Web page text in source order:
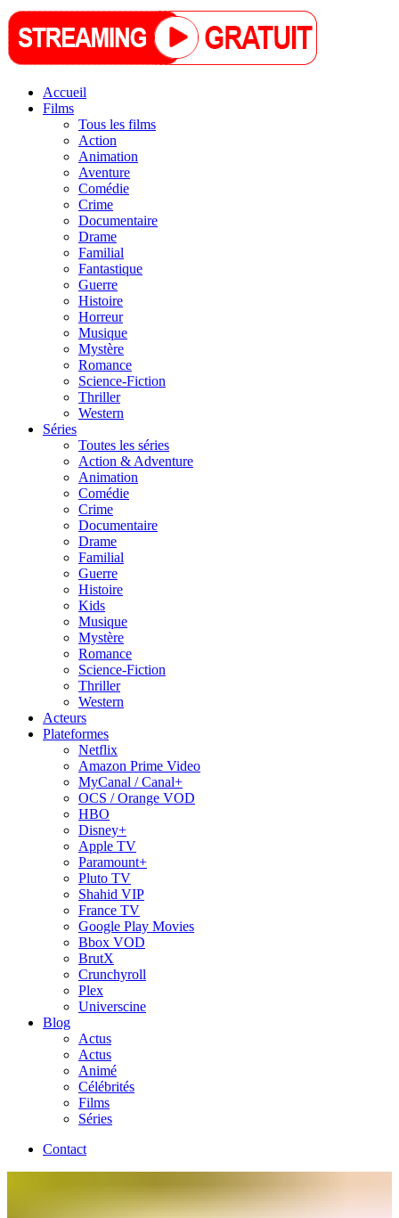
Accueil
Films
Tous les films
Action
Animation
Aventure
Comédie
Crime
Documentaire
Drame
Familial
Fantastique
Guerre
Histoire
Horreur
Musique
Mystère
Romance
Science-Fiction
Thriller
Western
Séries
Toutes les séries
Action & Adventure
Animation
Comédie
Crime
Documentaire
Drame
Familial
Guerre
Histoire
Kids
Musique
Mystère
Romance
Science-Fiction
Thriller
Western
Acteurs
Plateformes
Netflix
Amazon Prime Video
MyCanal / Canal+
OCS / Orange VOD
HBO
Disney+
Apple TV
Paramount+
Pluto TV
Shahid VIP
France TV
Google Play Movies
Bbox VOD
BrutX
Crunchyroll
Plex
Universcine
Blog
Actus
Actus
Animé
Célébrités
Films
Séries
Contact